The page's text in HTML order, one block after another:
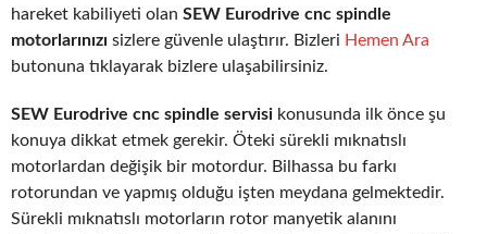
hareket kabiliyeti olan SEW Eurodrive cnc spindle
motorlarınızı sizlere güvenle ulaştırır. Bizleri Hemen Ara
butonuna tıklayarak bizlere ulaşabilirsiniz.
SEW Eurodrive cnc spindle servisi konusunda ilk önce şu
konuya dikkat etmek gerekir. Öteki sürekli mıknatıslı
motorlardan değişik bir motordur. Bilhassa bu farkı
rotorundan ve yapmış olduğu işten meydana gelmektedir.
Sürekli mıknatıslı motorların rotor manyetik alanını